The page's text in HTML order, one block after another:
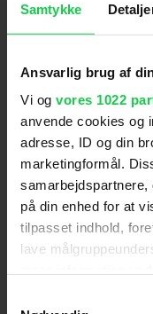
Samtykke
Ansvarlig brug af
Vi og vores 1022
anvende cookies og
adresse, ID og din
marketingformål.
på din enhed for at
tilpasset indhold,
lave
Mest læste